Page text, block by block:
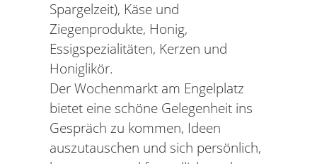
Spargelzeit), Käse und
Ziegenprodukte, Honig,
Essigspezialitäten, Kerzen und
Honiglikör.
Der Wochenmarkt am Engelplatz
bietet eine schöne Gelegenheit ins
Gespräch zu kommen, Ideen
auszutauschen und sich persönlich,